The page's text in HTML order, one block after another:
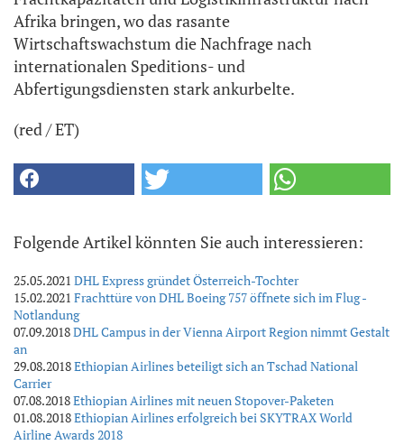
Afrika bringen, wo das rasante
Wirtschaftswachstum die Nachfrage nach
internationalen Speditions- und
Abfertigungsdiensten stark ankurbelte.
(red / ET)
Folgende Artikel könnten Sie auch interessieren:
25.05.2021 DHL Express gründet Österreich-Tochter
15.02.2021 Frachttüre von DHL Boeing 757 öffnete sich im Flug -
Notlandung
07.09.2018DHL Campus in der Vienna Airport Region nimmt Gestalt
an
29.08.2018Ethiopian Airlines beteiligt sich an Tschad National
Carrier
07.08.2018Ethiopian Airlines mit neuen Stopover-Paketen
01.08.2018Ethiopian Airlines erfolgreich bei SKYTRAX World
Airline Awards 2018